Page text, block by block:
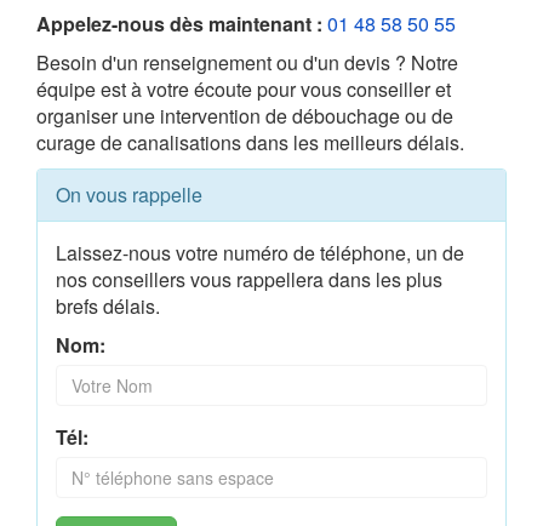
Appelez-nous dès maintenant : 01 48 58 50 55
Besoin d'un renseignement ou d'un devis ? Notre
équipe est à votre écoute pour vous conseiller et
organiser une intervention de débouchage ou de
curage de canalisations dans les meilleurs délais.
On vous rappelle
Laissez-nous votre numéro de téléphone, un de
nos conseillers vous rappellera dans les plus
brefs délais.
Nom:
Tél: